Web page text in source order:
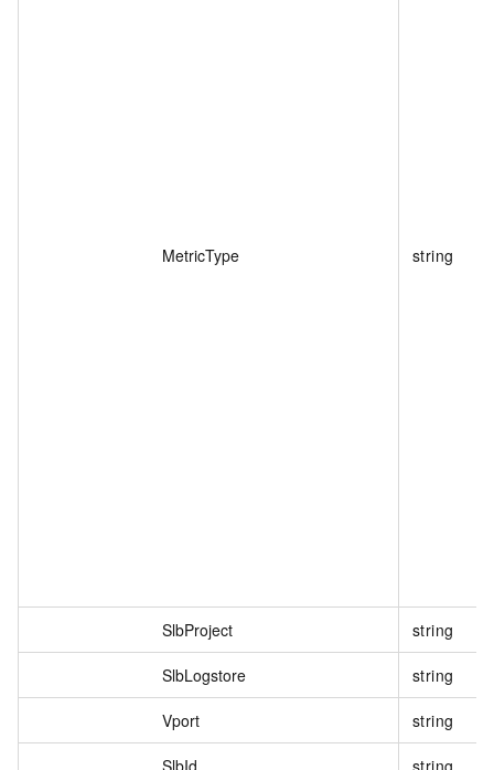
MetricType string
SlbProject string
SlbLogstore string
Vport string
SlbId string